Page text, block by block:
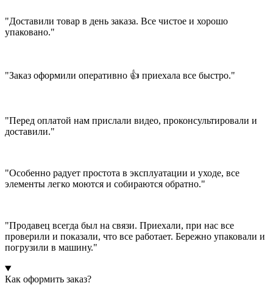
"Доставили товар в день заказа. Все чистое и хорошо
упаковано."
"Заказ оформили оперативно 👍 приехала все быстро."
"Перед оплатой нам прислали видео, проконсультировали и
доставили."
"Особенно радует простота в эксплуатации и уходе, все
элементы легко моются и собираются обратно."
"Продавец всегда был на связи. Приехали, при нас все
проверили и показали, что все работает. Бережно упаковали и
погрузили в машину."
Как оформить заказ?